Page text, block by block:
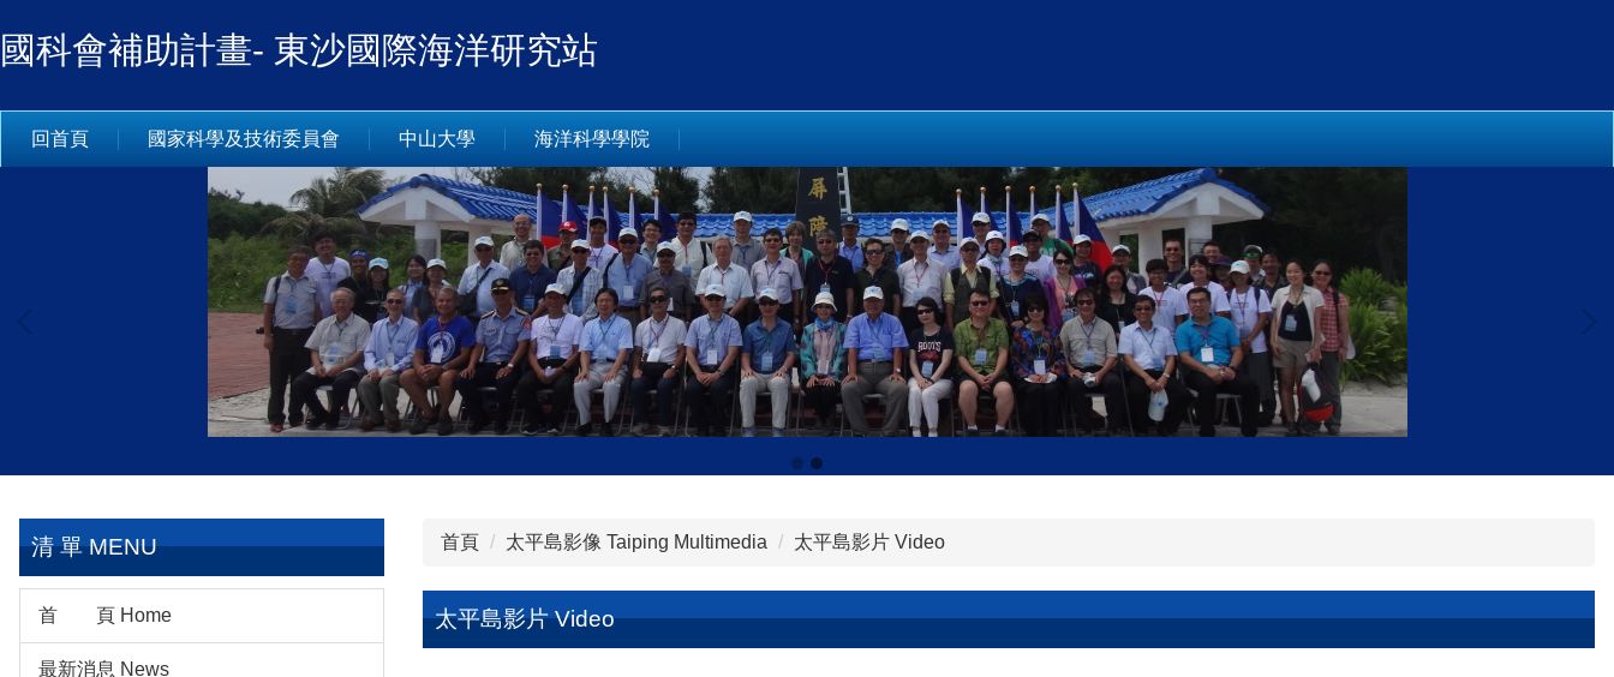
到
容
國科會補助計畫- 東沙國際海洋研究站
回首頁 國家科學及技術委員會 中山大學 海洋科學學院
清 單 MENU
首 頁 Home
最新消息 News
首頁 太平島影像 Taiping Multimedia 太平島影片 Video
太平島影片 Video